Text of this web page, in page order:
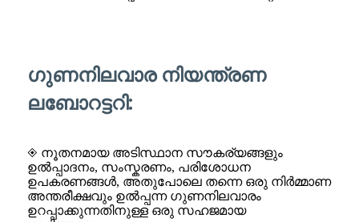
ഗുണനിലവാര നിയന്ത്രണ
ലബോറട്ടറി:
◈ നൂതനമായ അടിസ്ഥാന സൗകര്യങ്ങളും
ഉൽപ്പാദനം, സംസ്കരണം, പരിശോധന
ഉപകരണങ്ങൾ, അതുപോലെ തന്നെ ഒരു നിർമ്മാണ
അന്തരീക്ഷവും ഉൽപ്പന്ന ഗുണനിലവാരം
ഉറപ്പാക്കുന്നതിനുള്ള ഒരു സഹജമായ